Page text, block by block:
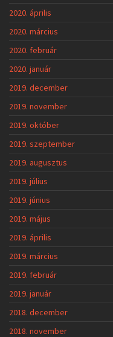
2020. április
2020. március
2020. február
2020. január
2019. december
2019. november
2019. október
2019. szeptember
2019. augusztus
2019. július
2019. június
2019. május
2019. április
2019. március
2019. február
2019. január
2018. december
2018. november